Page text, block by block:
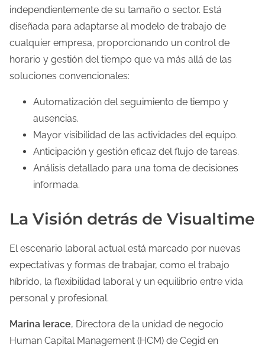
a
independientemente de su tamaño o sector. Está
diseñada para adaptarse al modelo de trabajo de
cualquier empresa, proporcionando un control de
horario y gestión del tiempo que va más allá de las
soluciones convencionales:
Automatización del seguimiento de tiempo y
ausencias.
Mayor visibilidad de las actividades del equipo.
Anticipación y gestión eficaz del flujo de tareas.
Análisis detallado para una toma de decisiones
informada.
La Visión detrás de Visualtime
El escenario laboral actual está marcado por nuevas
expectativas y formas de trabajar, como el trabajo
híbrido, la flexibilidad laboral y un equilibrio entre vida
personal y profesional.
Marina Ierace, Directora de la unidad de negocio
Human Capital Management (HCM) de Cegid en